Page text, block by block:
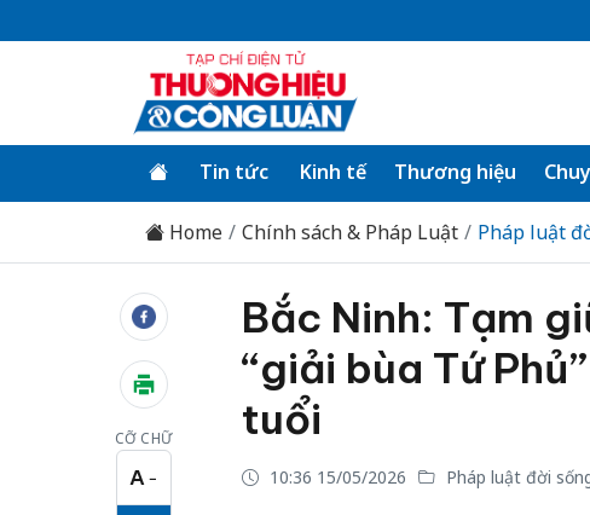
Tin tức Kinh tế Thương hiệu
Home Chính sách & Pháp Luật Pháp luật
CỠ CHỮ
A −
Cỡ chữ nhỏ
Bắc Ninh: Tạm
“giải bùa Tứ
tuổi
10:36 15/05/2026 Pháp luật đời